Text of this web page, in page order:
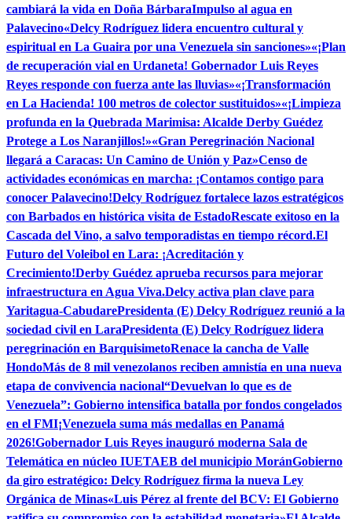
cambiará la vida en Doña BárbaraImpulso al agua en
Palavecino«Delcy Rodríguez lidera encuentro cultural y
espiritual en La Guaira por una Venezuela sin sanciones»«¡Plan
de recuperación vial en Urdaneta! Gobernador Luis Reyes
Reyes responde con fuerza ante las lluvias»«¡Transformación
en La Hacienda! 100 metros de colector sustituidos»«¡Limpieza
profunda en la Quebrada Marimisa: Alcalde Derby Guédez
Protege a Los Naranjillos!»«Gran Peregrinación Nacional
llegará a Caracas: Un Camino de Unión y Paz»Censo de
actividades económicas en marcha: ¡Contamos contigo para
conocer Palavecino!Delcy Rodríguez fortalece lazos estratégicos
con Barbados en histórica visita de EstadoRescate exitoso en la
Cascada del Vino, a salvo temporadistas en tiempo récord.El
Futuro del Voleibol en Lara: ¡Acreditación y
Crecimiento!Derby Guédez aprueba recursos para mejorar
infraestructura en Agua Viva.Delcy activa plan clave para
Yaritagua-CabudarePresidenta (E) Delcy Rodríguez reunió a la
sociedad civil en LaraPresidenta (E) Delcy Rodríguez lidera
peregrinación en BarquisimetoRenace la cancha de Valle
HondoMás de 8 mil venezolanos reciben amnistía en una nueva
etapa de convivencia nacional“Devuelvan lo que es de
Venezuela”: Gobierno intensifica batalla por fondos congelados
en el FMI¡Venezuela suma más medallas en Panamá
2026!Gobernador Luis Reyes inauguró moderna Sala de
Telemática en núcleo IUETAEB del municipio MoránGobierno
da giro estratégico: Delcy Rodríguez firma la nueva Ley
Orgánica de Minas«Luis Pérez al frente del BCV: El Gobierno